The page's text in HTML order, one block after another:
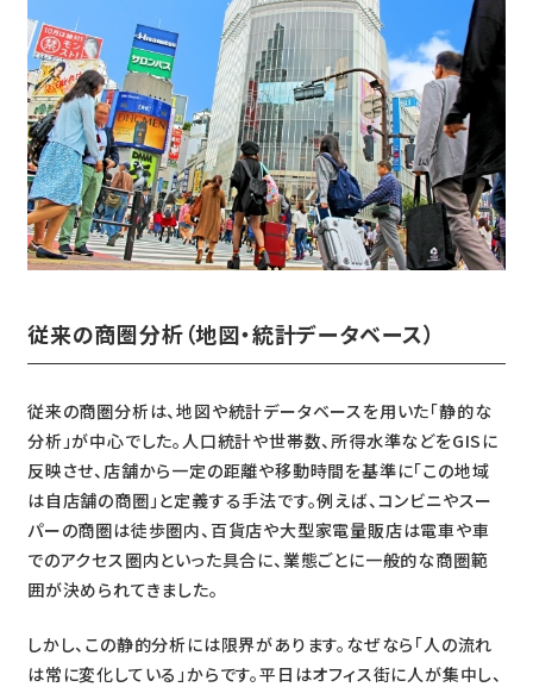
従来の商圏分析（地図・統計データベース）
従来の商圏分析は、地図や統計データベースを用いた「静的な
分析」が中心でした。人口統計や世帯数、所得水準などをGISに
反映させ、店舗から一定の距離や移動時間を基準に「この地域
は自店舗の商圏」と定義する手法です。例えば、コンビニやスー
パーの商圏は徒歩圏内、百貨店や大型家電量販店は電車や車
でのアクセス圏内といった具合に、業態ごとに一般的な商圏範
囲が決められてきました。
しかし、この静的分析には限界があります。なぜなら「人の流れ
は常に変化している」からです。平日はオフィス街に人が集中し、